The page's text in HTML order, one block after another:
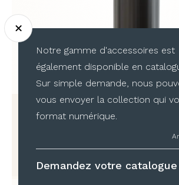
Brosse WC ronde
Notre gamme d'accessoires est
également disponible en
Sur simple demande, nous
vous envoyer la collection qui
format numérique.
Demandez votre catalogue